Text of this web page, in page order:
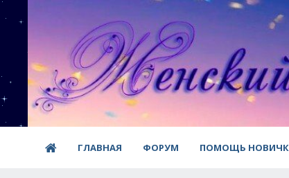
ГЛАВНАЯ ФОРУМ ПОМОЩЬ